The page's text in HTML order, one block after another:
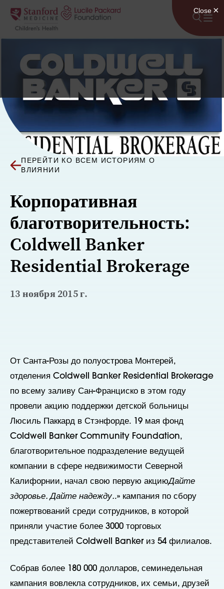
Перейти к содержанию
ПЕРЕЙТИ КО ВСЕМ ИСТОРИЯМ О
ВЛИЯНИИ
Корпоративная
благотворительность:
Coldwell Banker
Residential Brokerage
13 ноября 2015 г.
От Санта-Розы до полуострова Монтерей,
отделения Coldwell Banker Residential Brokerage
по всему заливу Сан-Франциско в этом году
провели акцию поддержки детской больницы
Люсиль Паккард в Стэнфорде. 19 мая фонд
Coldwell Banker Community Foundation,
благотворительное подразделение ведущей
компании в сфере недвижимости Северной
Калифорнии, начал свою первую акциюДайте
здоровье. Дайте надежду..» кампания по сбору
пожертвований среди сотрудников, в которой
приняли участие более 3000 торговых
представителей Coldwell Banker из 54 филиалов.
Собрав более 180 000 долларов, семинедельная
кампания вовлекла сотрудников, их семьи, друзей